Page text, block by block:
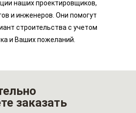
наших проектировщиков,
и инженеров. Они помогут
строительства с учетом
и Ваших пожеланий.
заказать